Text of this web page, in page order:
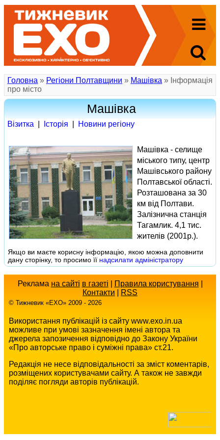
Головна » Регіони Полтавщини » Машівка » Інформація
про місто
Машівка
Візитка Іcторія Новини регіону
Машівка - селище
міського типу, центр
Машівського району
Полтавської області.
Розташована за 30
км від Полтави.
Залізнична станція
Тагамлик. 4,1 тис.
жителів (2001р.).
Якщо ви маєте корисну інформацію, якою можна доповнити
дану сторінку, то просимо її надсилати адміністратору
Реклама на сайті в газеті Правила користування
Контакти
RSS
© Тижневик «EХO» 2009 - 2026
Використання публікацій із сайту www.exo.in.ua
можливе при умові зазначення імені автора та
джерела запозичення відповідно до Закону України
«Про авторське право і суміжні права» ст.21.
Редакція не несе відповідальності за зміст коментарів,
розміщених користувачами сайту. А також не завжди
поділяє погляди авторів публікацій.